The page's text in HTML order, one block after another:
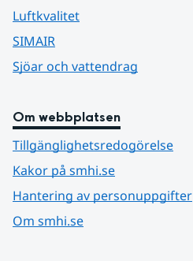
Luftkvalitet
SIMAIR
Sjöar och vattendrag
Om webbplatsen
Tillgänglighetsredogörelse
Kakor på smhi.se
Hantering av personuppgifter
Om smhi.se